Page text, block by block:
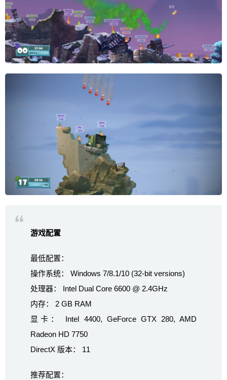
游戏配置
最低配置：
操作系统： Windows 7/8.1/10 (32-bit versions)
处理器： Intel Dual Core 6600 @ 2.4GHz
内存： 2 GB RAM
显卡： Intel 4400, GeForce GTX 280, AMD
Radeon HD 7750
DirectX 版本： 11
推荐配置：